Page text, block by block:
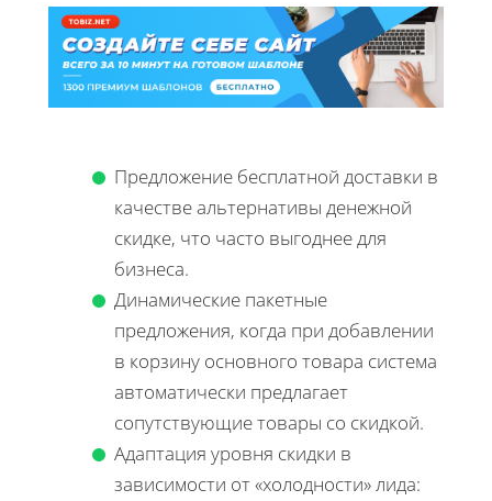
Предложение бесплатной доставки в
качестве альтернативы денежной
скидке, что часто выгоднее для
бизнеса.
Динамические пакетные
предложения, когда при добавлении
в корзину основного товара система
автоматически предлагает
сопутствующие товары со скидкой.
Адаптация уровня скидки в
зависимости от «холодности» лида: